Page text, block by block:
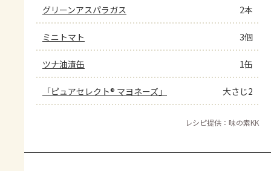
グリーンアスパラガス 2本
ミニトマト 3個
ツナ油漬缶 1缶
「ピュアセレクト® マヨネーズ」 大さじ2
レシピ提供：味の素KK